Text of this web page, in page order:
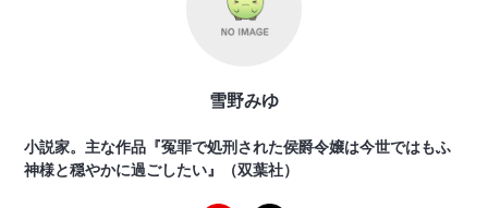
雪野みゆ
小説家。主な作品『冤罪で処刑された侯爵令嬢は今世ではもふ
神様と穏やかに過ごしたい』（双葉社）